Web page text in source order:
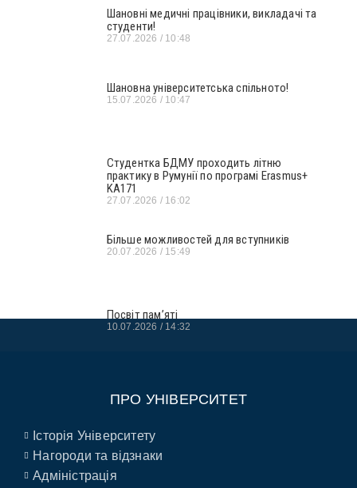
Шановні медичні працівники, викладачі та
студенти!
27.07.2026 10:48
Шановна університетська спільното!
15.07.2026 10:47
Студентка БДМУ проходить літню
практику в Румунії по програмі Erasmus+
KA171
27.07.2026 16:02
Більше можливостей для вступників
20.07.2026 15:49
Посвіт пам’яті
10.07.2026 14:32
ПРО УНІВЕРСИТЕТ
Історія Університету
Нагороди та відзнаки
Адміністрація